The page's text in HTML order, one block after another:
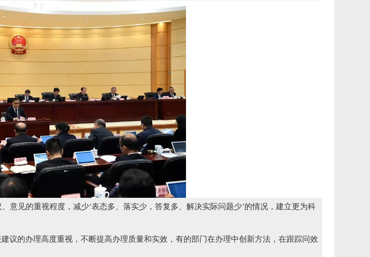
见的重视程度，减少‘表态多、落实少，答复多、解决实际问题少’的情况，建立更为科
的办理高度重视，不断提高办理质量和实效，有的部门在办理中创新方法，在跟踪问效